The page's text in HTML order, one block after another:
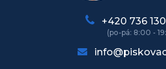
+420 736